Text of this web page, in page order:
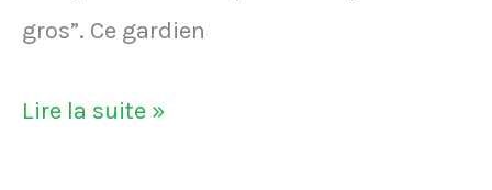
qui
gros”. Ce gardien
VIDÉO
Lire la suite »